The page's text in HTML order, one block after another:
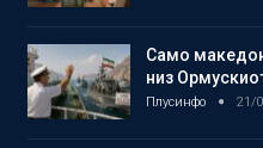
Само
низ
Плусинфо 21/